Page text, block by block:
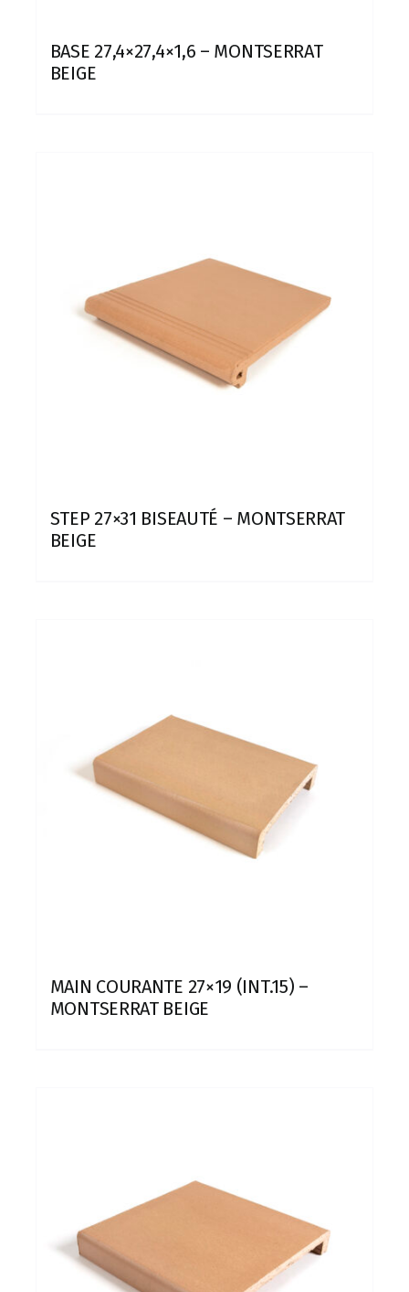
BASE 27,4×27,4×1,6 – MONTSERRAT
BEIGE
STEP 27×31 BISEAUTÉ – MONTSERRAT
BEIGE
MAIN COURANTE 27×19 (INT.15) –
MONTSERRAT BEIGE